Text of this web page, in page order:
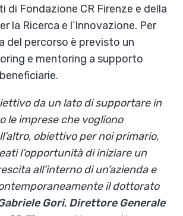
di Fondazione CR Firenze e della
la Ricerca e l’Innovazione. Per
del percorso è previsto un
e mentoring a supporto
da un lato di supportare in
le imprese che vogliono
obiettivo per noi primario,
l’opportunità di iniziare un
all’interno di un’azienda e
il dottorato
Gori, Direttore Generale